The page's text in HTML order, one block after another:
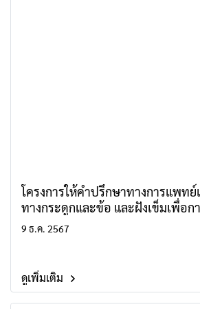
โครงการให้คำปรึกษาทางการแพท
ทางกระดูกและข้อ และฝังเข็มเพื่อ
9 ธ.ค. 2567
ดูเพิ่มเติม